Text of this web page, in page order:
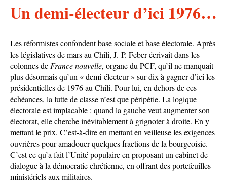
Un demi-électeur d’ici 1976…
Les réformistes confondent base sociale et base électorale. Après
les législatives de mars au Chili, J.-P. Feber écrivait dans les
colonnes de France nouvelle, organe du PCF, qu’il ne manquait
plus désormais qu’un « demi-électeur » sur dix à gagner d’ici les
présidentielles de 1976 au Chili. Pour lui, en dehors de ces
échéances, la lutte de classe n’est que péripétie. La logique
électorale est implacable : quand la gauche veut augmenter son
électorat, elle cherche inévitablement à grignoter à droite. En y
mettant le prix. C’est-à-dire en mettant en veilleuse les exigences
ouvrières pour amadouer quelques fractions de la bourgeoisie.
C’est ce qu’a fait l’Unité populaire en proposant un cabinet de
dialogue à la démocratie chrétienne, en offrant des portefeuilles
ministériels aux militaires.